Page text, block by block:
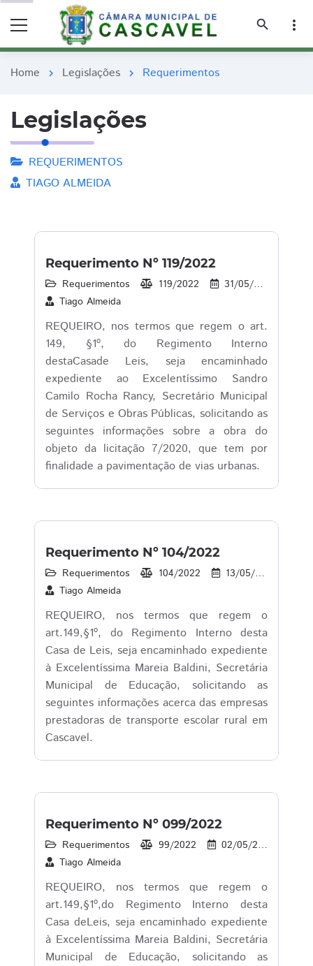
search
more_vert
Home chevron_right Legislações chevron_right Requerimentos
Legislações
REQUERIMENTOS
TIAGO ALMEIDA
Requerimento Nº 119/2022
Requerimentos 119/2022 31/05/2022
Tiago Almeida
REQUEIRO, nos termos que regem o art.
149, §1º, do Regimento Interno
destaCasade Leis, seja encaminhado
expediente ao Excelentíssimo Sandro
Camilo Rocha Rancy, Secretário Municipal
de Serviços e Obras Públicas, solicitando as
seguintes informações sobre a obra do
objeto da licitação 7/2020, que tem por
finalidade a pavimentação de vias urbanas.
Requerimento Nº 104/2022
Requerimentos 104/2022 13/05/2022
Tiago Almeida
REQUEIRO, nos termos que regem o
art.149,§1º, do Regimento Interno desta
Casa de Leis, seja encaminhado expediente
à Excelentíssima Mareia Baldini, Secretária
Municipal de Educação, solicitando as
seguintes informações acerca das empresas
prestadoras de transporte escolar rural em
Cascavel.
Requerimento Nº 099/2022
Requerimentos 99/2022 02/05/2022
Tiago Almeida
REQUEIRO, nos termos que regem o
art.149,§1º,do Regimento Interno desta
Casa deLeis, seja encaminhado expediente
à Excelentíssima Mareia Baldini, Secretária
Municipal de Educação, solicitando as